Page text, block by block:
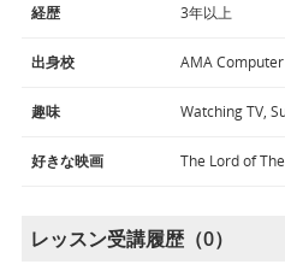
経歴 3年以上
出身校 AMA
趣味 Watching TV,
好きな映画 The Lord of
レッスン受講履歴（0）